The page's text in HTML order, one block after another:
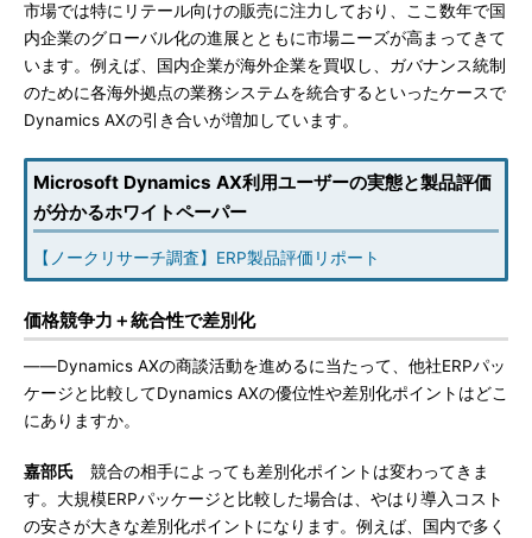
市場では特にリテール向けの販売に注力しており、ここ数年で国
内企業のグローバル化の進展とともに市場ニーズが高まってきて
います。例えば、国内企業が海外企業を買収し、ガバナンス統制
のために各海外拠点の業務システムを統合するといったケースで
Dynamics AXの引き合いが増加しています。
Microsoft Dynamics AX利用ユーザーの実態と製品評価
が分かるホワイトペーパー
【ノークリサーチ調査】ERP製品評価リポート
価格競争力＋統合性で差別化
――Dynamics AXの商談活動を進めるに当たって、他社ERPパッ
ケージと比較してDynamics AXの優位性や差別化ポイントはどこ
にありますか。
嘉部氏 競合の相手によっても差別化ポイントは変わってきま
す。大規模ERPパッケージと比較した場合は、やはり導入コスト
の安さが大きな差別化ポイントになります。例えば、国内で多く